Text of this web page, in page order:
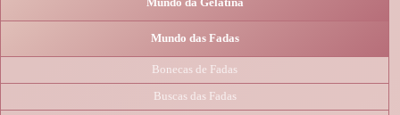
Mundo das Fadas
Bonecas de Fadas
Buscas das Fadas